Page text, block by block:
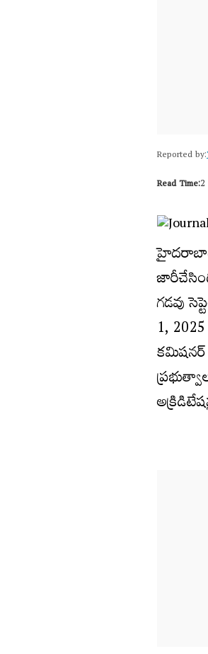
Reported by:
Read Time:
హైదరాబాద్,
గడవు
1,
కమిషనర్